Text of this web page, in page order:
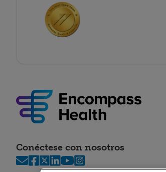
Conéctese con nosotros